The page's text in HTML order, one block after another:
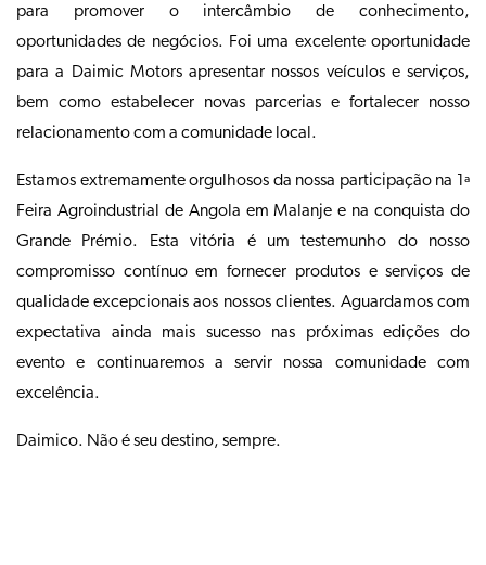
para promover o intercâmbio de conhecimento,
oportunidades de negócios. Foi uma excelente oportunidade
para a Daimic Motors apresentar nossos veículos e serviços,
bem como estabelecer novas parcerias e fortalecer nosso
relacionamento com a comunidade local.
Estamos extremamente orgulhosos da nossa participação na 1ª
Feira Agroindustrial de Angola em Malanje e na conquista do
Grande Prémio. Esta vitória é um testemunho do nosso
compromisso contínuo em fornecer produtos e serviços de
qualidade excepcionais aos nossos clientes. Aguardamos com
expectativa ainda mais sucesso nas próximas edições do
evento e continuaremos a servir nossa comunidade com
excelência.
Daimico. Não é seu destino, sempre.